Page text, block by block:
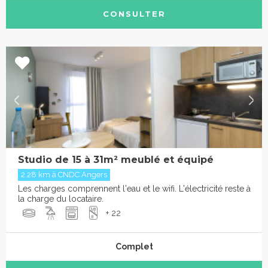
CONSULTER
Studio de 15 à 31m² meublé et équipé
2.28 km à CNDC Angers
Les charges comprennent l'eau et le wifi. L'électricité reste à
la charge du locataire.
+ 22
Complet